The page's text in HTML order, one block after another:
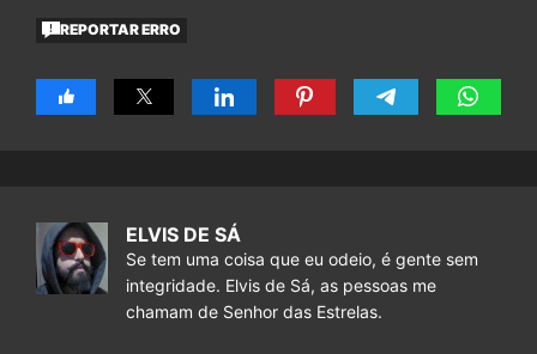
REPORTAR ERRO
ELVIS DE SÁ
Se tem uma coisa que eu odeio, é gente sem
integridade. Elvis de Sá, as pessoas me
chamam de Senhor das Estrelas.